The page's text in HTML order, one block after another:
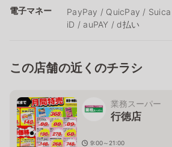
電子マネー
PayPay / QuicPay /
iD / auPAY / d払い
この店舗の近くのチラシ
業務スーパー
行徳店
9:00～21:00